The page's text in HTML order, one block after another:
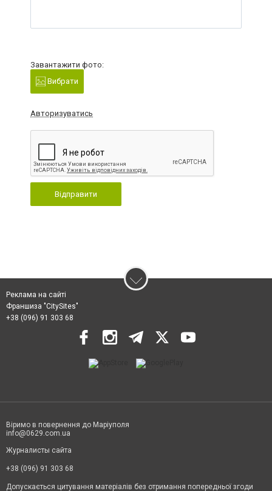
Завантажити фото:
Вибрати
Авторизуватись
Відправити
Реклама на сайті
Франшиза "CitySites"
+38 (096) 91 303 68
Віримо в повернення до Маріуполя
info@0629.com.ua
Журналисты сайта
+38 (096) 91 303 68
Допускається цитування матеріалів без отримання попередньої згоди